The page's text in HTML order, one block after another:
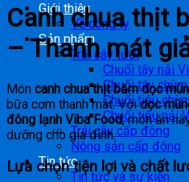
Giới thiệu
Về công ty
Sản phẩm
Trái cây tươi
Chuối tây nải
Chuối tây
Chuối tiêu
Chuối tiêu nải
Trái cây cấp đông
Nông sản cấp đông
Tin tức
Tin tức và sự kiện
Canh chua thịt
– Thanh mát
Món canh chua thịt băm dọc
bữa cơm thanh mát. Vớidọc
đông lạnh Viba Food, món ăn
dưỡng cho gia đình.
Lựa chọn tiện lợi và chất